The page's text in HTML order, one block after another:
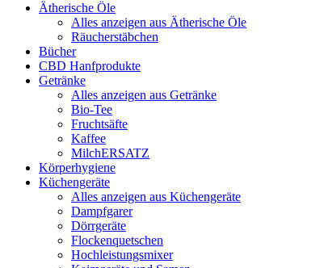
Ätherische Öle
Alles anzeigen aus Ätherische Öle
Räucherstäbchen
Bücher
CBD Hanfprodukte
Getränke
Alles anzeigen aus Getränke
Bio-Tee
Fruchtsäfte
Kaffee
MilchERSATZ
Körperhygiene
Küchengeräte
Alles anzeigen aus Küchengeräte
Dampfgarer
Dörrgeräte
Flockenquetschen
Hochleistungsmixer